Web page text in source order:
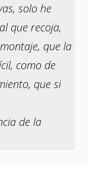
solo he
que recoja,
que la
como de
que si
de la